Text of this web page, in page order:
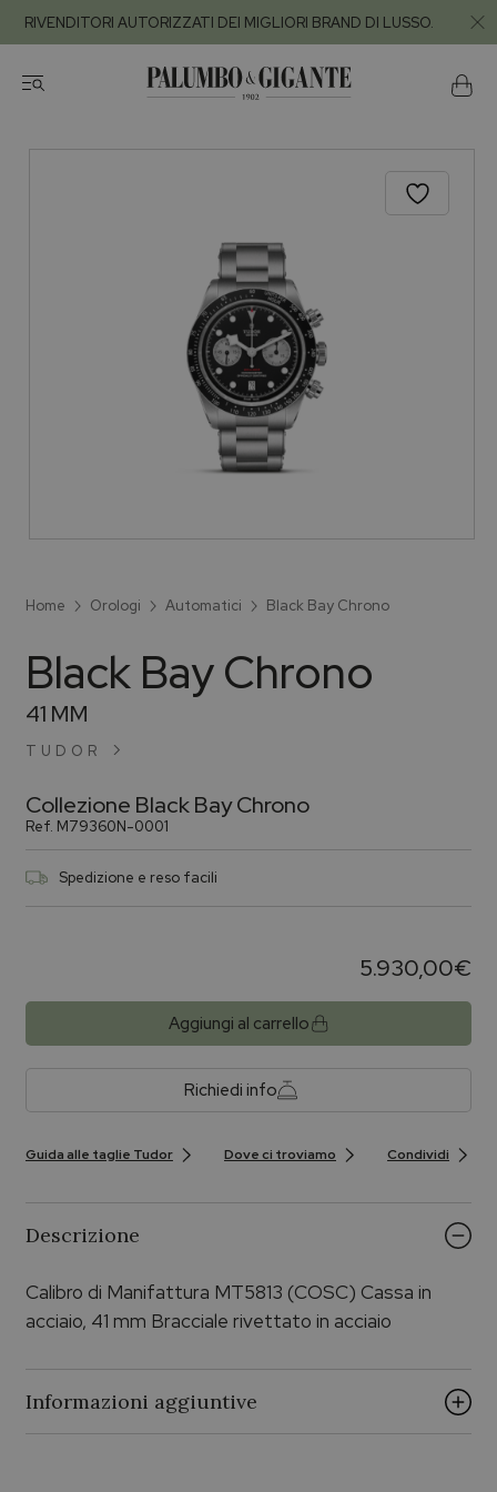
RIVENDITORI AUTORIZZATI DEI MIGLIORI BRAND DI LUSSO.
Home Orologi Automatici Black Bay Chrono
TUDOR
Black Bay Chrono
41 MM
Collezione Black Bay Chrono
Ref. M79360N-0001
Spedizione e reso facili
5.930,00€
Aggiungi al carrello
Richiedi info
Guida alle taglie Tudor Dove ci troviamo Condividi
Descrizione
Calibro di Manifattura MT5813 (COSC) Cassa in
acciaio, 41 mm Bracciale rivettato in acciaio
Informazioni aggiuntive